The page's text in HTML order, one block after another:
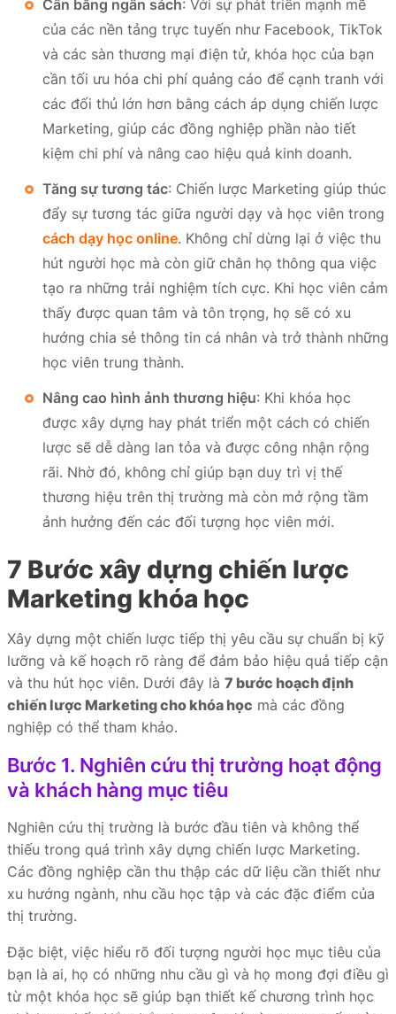
Cân bằng ngân sách: Với sự phát triển mạnh mẽ
của các nền tảng trực tuyến như Facebook, TikTok
và các sàn thương mại điện tử, khóa học của bạn
cần tối ưu hóa chi phí quảng cáo để cạnh tranh với
các đối thủ lớn hơn bằng cách áp dụng chiến lược
Marketing, giúp các đồng nghiệp phần nào tiết
kiệm chi phí và nâng cao hiệu quả kinh doanh.
Tăng sự tương tác: Chiến lược Marketing giúp thúc
đẩy sự tương tác giữa người dạy và học viên trong
cách dạy học online. Không chỉ dừng lại ở việc thu
hút người học mà còn giữ chân họ thông qua việc
tạo ra những trải nghiệm tích cực. Khi học viên cảm
thấy được quan tâm và tôn trọng, họ sẽ có xu
hướng chia sẻ thông tin cá nhân và trở thành những
học viên trung thành.
Nâng cao hình ảnh thương hiệu: Khi khóa học
được xây dựng hay phát triển một cách có chiến
lược sẽ dễ dàng lan tỏa và được công nhận rộng
rãi. Nhờ đó, không chỉ giúp bạn duy trì vị thế
thương hiệu trên thị trường mà còn mở rộng tầm
ảnh hưởng đến các đối tượng học viên mới.
7 Bước xây dựng chiến lược
Marketing khóa học
Xây dựng một chiến lược tiếp thị yêu cầu sự chuẩn bị kỹ
lưỡng và kế hoạch rõ ràng để đảm bảo hiệu quả tiếp cận
và thu hút học viên. Dưới đây là 7 bước hoạch định
chiến lược Marketing cho khóa học mà các đồng
nghiệp có thể tham khảo.
Bước 1. Nghiên cứu thị trường hoạt động
và khách hàng mục tiêu
Nghiên cứu thị trường là bước đầu tiên và không thể
thiếu trong quá trình xây dựng chiến lược Marketing.
Các đồng nghiệp cần thu thập các dữ liệu cần thiết như
xu hướng ngành, nhu cầu học tập và các đặc điểm của
thị trường.
Đặc biệt, việc hiểu rõ đối tượng người học mục tiêu của
bạn là ai, họ có những nhu cầu gì và họ mong đợi điều gì
từ một khóa học sẽ giúp bạn thiết kế chương trình học